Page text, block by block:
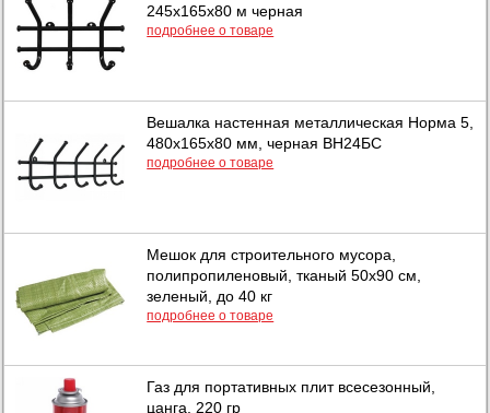
245х165х80 м черная
подробнее о товаре
Вешалка настенная металлическая Норма 5,
480х165х80 мм, черная ВН24БС
подробнее о товаре
Мешок для строительного мусора,
полипропиленовый, тканый 50х90 см,
зеленый, до 40 кг
подробнее о товаре
Газ для портативных плит всесезонный,
цанга, 220 гр